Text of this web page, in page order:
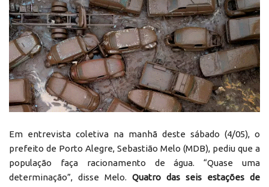
Em entrevista coletiva na manhã deste sábado (4/05), o
prefeito de Porto Alegre, Sebastião Melo (MDB), pediu que a
população faça racionamento de água. “Quase uma
determinação”, disse Melo. Quatro das seis estações de